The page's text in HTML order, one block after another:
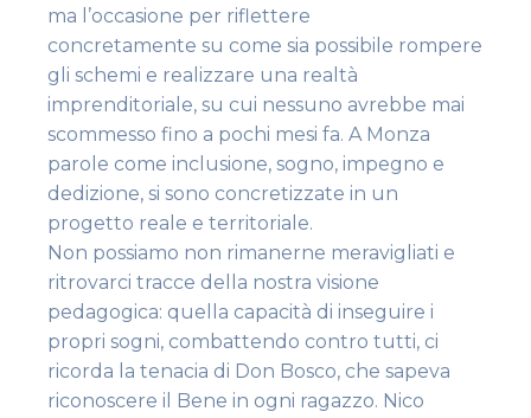
ma l’occasione per riflettere
concretamente su come sia possibile rompere
gli schemi e realizzare una realtà
imprenditoriale, su cui nessuno avrebbe mai
scommesso fino a pochi mesi fa. A Monza
parole come inclusione, sogno, impegno e
dedizione, si sono concretizzate in un
progetto reale e territoriale.
Non possiamo non rimanerne meravigliati e
ritrovarci tracce della nostra visione
pedagogica: quella capacità di inseguire i
propri sogni, combattendo contro tutti, ci
ricorda la tenacia di Don Bosco, che sapeva
riconoscere il Bene in ogni ragazzo. Nico